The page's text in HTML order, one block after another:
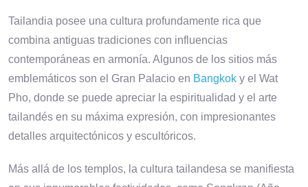
Tailandia posee una cultura profundamente rica que
combina antiguas tradiciones con influencias
contemporáneas en armonía. Algunos de los sitios más
emblemáticos son el Gran Palacio en Bangkok y el Wat
Pho, donde se puede apreciar la espiritualidad y el arte
tailandés en su máxima expresión, con impresionantes
detalles arquitectónicos y escultóricos.
Más allá de los templos, la cultura tailandesa se manifiesta